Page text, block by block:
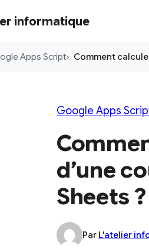
informatique
Apps Script Comment
Google Apps
d’une
Sheets ?
Par L'atelier